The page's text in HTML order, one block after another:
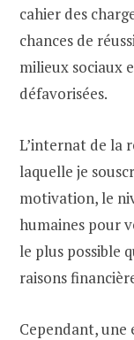
cahier des
chances de
milieux sociaux
défavorisées.
L’internat de la
laquelle je
motivation, le
humaines pour
le plus possible
raisons
Cependant, une